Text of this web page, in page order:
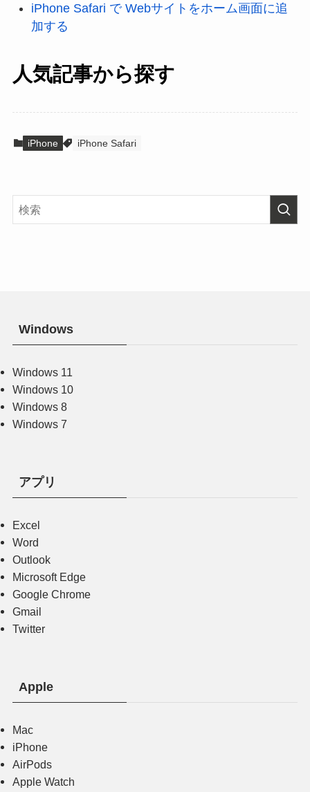
iPhone Safari で Webサイトをホーム画面に追
加する
人気記事から探す
iPhone iPhone Safari
Windows
Windows 11
Windows 10
Windows 8
Windows 7
アプリ
Excel
Word
Outlook
Microsoft Edge
Google Chrome
Gmail
Twitter
Apple
Mac
iPhone
AirPods
Apple Watch